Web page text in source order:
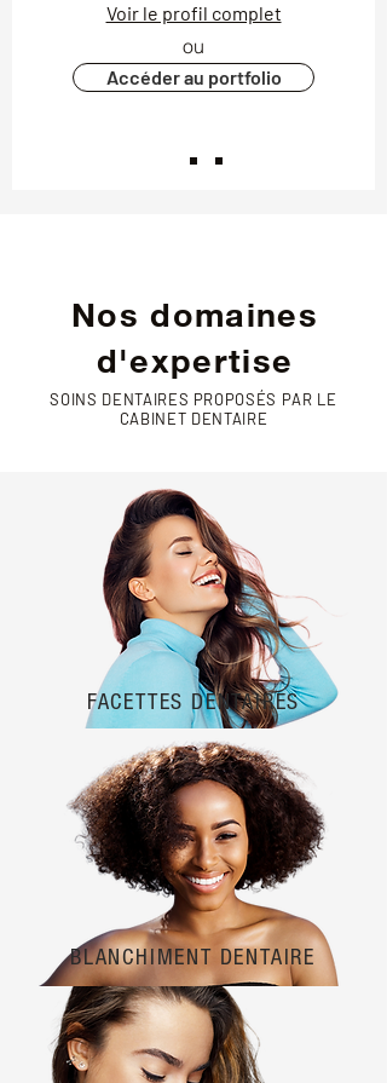
Voir le profil complet
ou
Accéder au portfolio
Nos domaines
d'expertise
SOINS DENTAIRES PROPOSÉS PAR LE
CABINET DENTAIRE
FACETTES DENTAIRES
BLANCHIMENT DENTAIRE